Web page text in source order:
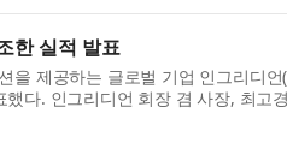
한 실적 발표
을 제공하는 글로벌 기업 인그리
다. 인그리디언 회장 겸 사장, 최고